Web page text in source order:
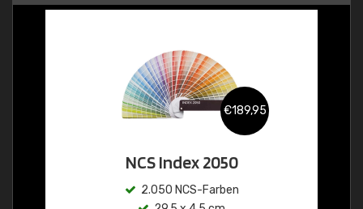
€189,95
NCS Index 2050
2.050 NCS-Farben